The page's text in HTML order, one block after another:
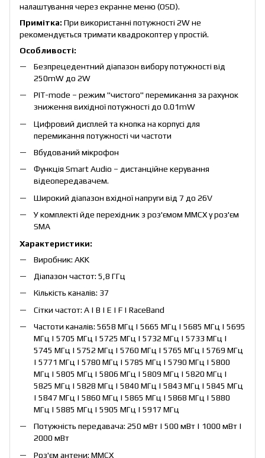
налаштування через екранне меню (OSD).
Примітка: При використанні потужності 2W не
рекомендується тримати квадрокоптер у простій.
Особливості:
Безпрецедентний діапазон вибору потужності від
250mW до 2W
PIT-mode – режим "чистого" перемикання за рахунок
зниження вихідної потужності до 0.01mW
Цифровий дисплей та кнопка на корпусі для
перемикання потужності чи частоти
Вбудований мікрофон
Функція Smart Audio – дистанційне керування
відеопередавачем.
Широкий діапазон вхідної напруги від 7 до 26V
У комплекті йде перехідник з роз'ємом MMCX у роз'єм
SMA
Характеристики:
Виробник: AKK
Діапазон частот: 5,8 ГГц
Кількість каналів: 37
Сітки частот: A | B | E | F | RaceBand
Частоти каналів: 5658 МГц | 5665 МГц | 5685 МГц | 5695
МГц | 5705 МГц | 5725 МГц | 5732 МГц | 5733 МГц |
5745 МГц | 5752 МГц | 5760 МГц | 5765 МГц | 5769 МГц
| 5771 МГц | 5780 МГц | 5785 МГц | 5790 МГц | 5800
МГц | 5805 МГц | 5806 МГц | 5809 МГц | 5820 МГц |
5825 МГц | 5828 МГц | 5840 МГц | 5843 МГц | 5845 МГц
| 5847 МГц | 5860 МГц | 5865 МГц | 5868 МГц | 5880
МГц | 5885 МГц | 5905 МГц | 5917 МГц
Потужність передавача: 250 мВт | 500 мВт | 1000 мВт |
2000 мВт
Роз'єм антени: MMCX